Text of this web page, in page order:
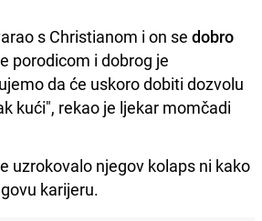
s Christianom i on se dobro
porodicom i dobrog je
da će uskoro dobiti dozvolu
kući", rekao je ljekar momčadi
uzrokovalo njegov kolaps ni kako
karijeru.